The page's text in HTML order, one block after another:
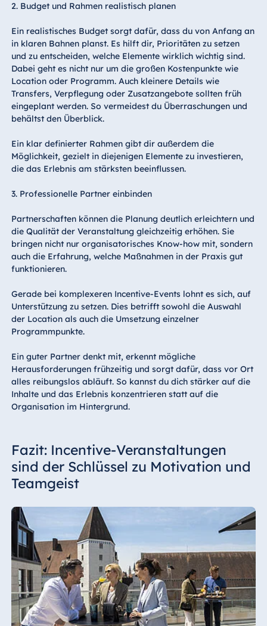
2. Budget und Rahmen realistisch planen
Ein realistisches Budget sorgt dafür, dass du von Anfang an
in klaren Bahnen planst. Es hilft dir, Prioritäten zu setzen
und zu entscheiden, welche Elemente wirklich wichtig sind.
Dabei geht es nicht nur um die großen Kostenpunkte wie
Location oder Programm. Auch kleinere Details wie
Transfers, Verpflegung oder Zusatzangebote sollten früh
eingeplant werden. So vermeidest du Überraschungen und
behältst den Überblick.
Ein klar definierter Rahmen gibt dir außerdem die
Möglichkeit, gezielt in diejenigen Elemente zu investieren,
die das Erlebnis am stärksten beeinflussen.
3. Professionelle Partner einbinden
Partnerschaften können die Planung deutlich erleichtern und
die Qualität der Veranstaltung gleichzeitig erhöhen. Sie
bringen nicht nur organisatorisches Know-how mit, sondern
auch die Erfahrung, welche Maßnahmen in der Praxis gut
funktionieren.
Gerade bei komplexeren Incentive-Events lohnt es sich, auf
Unterstützung zu setzen. Dies betrifft sowohl die Auswahl
der Location als auch die Umsetzung einzelner
Programmpunkte.
Ein guter Partner denkt mit, erkennt mögliche
Herausforderungen frühzeitig und sorgt dafür, dass vor Ort
alles reibungslos abläuft. So kannst du dich stärker auf die
Inhalte und das Erlebnis konzentrieren statt auf die
Organisation im Hintergrund.
Fazit: Incentive-Veranstaltungen
sind der Schlüssel zu Motivation und
Teamgeist